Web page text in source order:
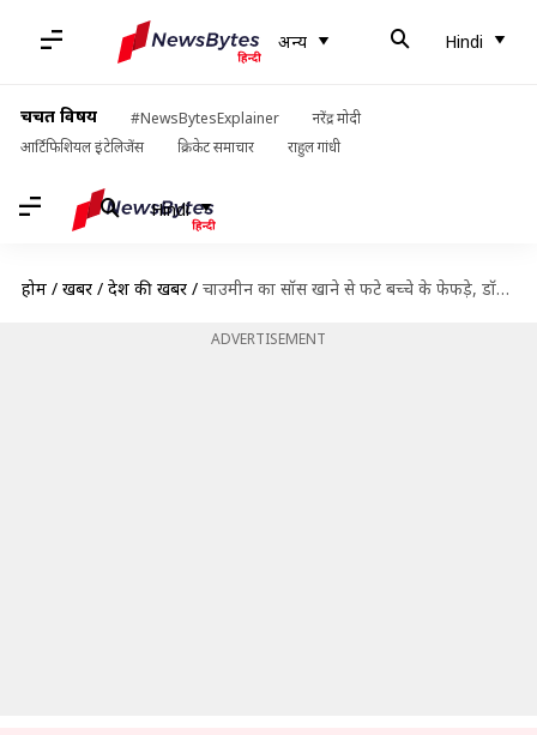
अन्य Hindi
चर्चित विषय #NewsBytesExplainer
नरेंद्र मोदी
आर्टिफिशियल इंटेलिजेंस
क्रिकेट समाचार राहुल गांधी
Hindi
होम / खबरें / देश की खबरें / चाउमीन का सॉस खाने से फटे बच्चे के फेफड़े, डॉक्टरों ने मुश्किल से बचाई जान
ADVERTISEMENT